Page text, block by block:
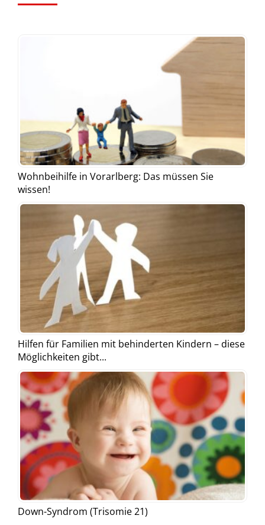
Wohnbeihilfe in Vorarlberg: Das müssen Sie
wissen!
Hilfen für Familien mit behinderten Kindern – diese
Möglichkeiten gibt...
Down-Syndrom (Trisomie 21)